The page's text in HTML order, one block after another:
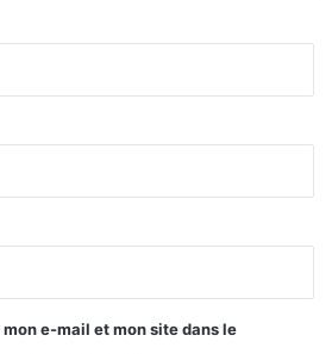
e-mail et mon site dans le